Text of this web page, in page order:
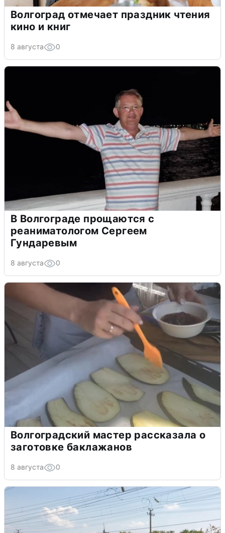
Волгоград отмечает праздник чтения
кино и книг
8 августа 0
В Волгограде прощаются с
реаниматологом Сергеем
Гундаревым
8 августа 0
Волгоградский мастер рассказала о
заготовке баклажанов
8 августа 0